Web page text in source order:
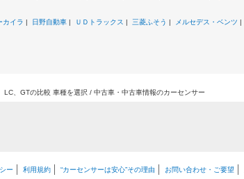
カイラ | 日野自動車 | ＵＤトラックス | 三菱ふそう | メルセデス・ベンツ |
LC、GTの比較 車種を選択 / 中古車・中古車情報のカーセンサー
ー 利用規約 “カーセンサーは安心”その理由 お問い合わせ・ご要望